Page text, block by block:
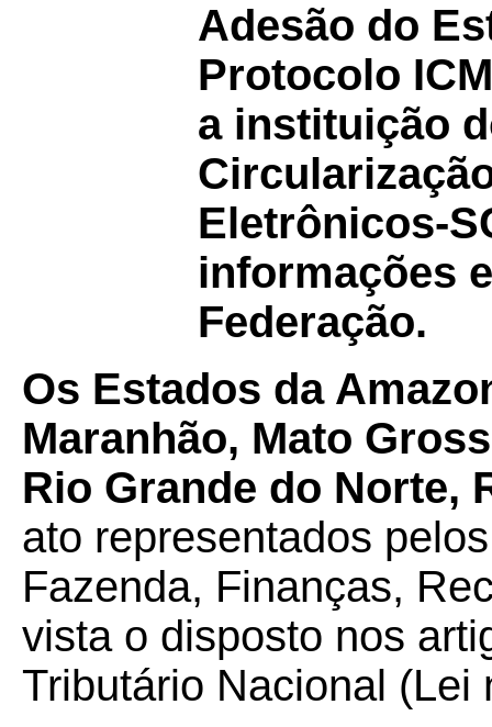
Adesão do
Protocolo
a instituição
Eletrônicos-
informações
Federação.
Os Estados da
Maranhão, Mato
Rio Grande do Norte,
ato representados
Fazenda, Finanças,
vista o disposto nos
Tributário Nacional (Lei